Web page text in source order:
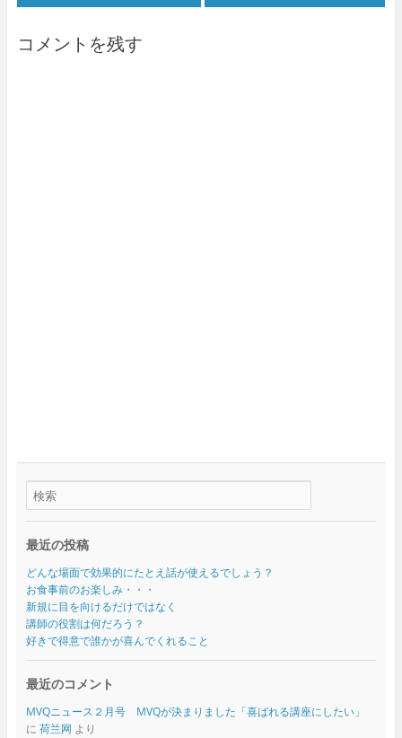
コメントを残す
最近の投稿
どんな場面で効果的にたとえ話が使えるでしょう？
お食事前のお楽しみ・・・
新規に目を向けるだけではなく
講師の役割は何だろう？
好きで得意で誰かが喜んでくれること
最近のコメント
MVQニュース２月号 MVQが決まりました「喜ばれる講座にしたい」
に 荷兰网 より